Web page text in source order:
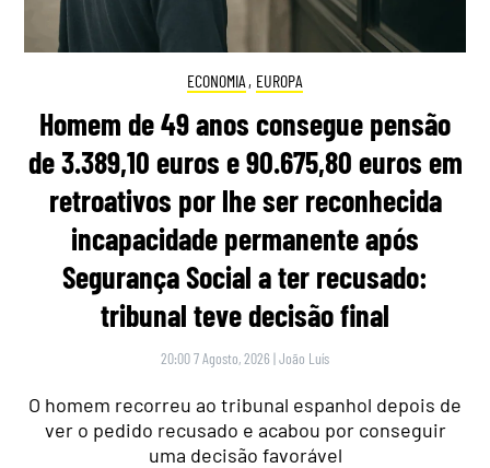
ECONOMIA , EUROPA
Homem de 49 anos consegue pensão
de 3.389,10 euros e 90.675,80 euros em
retroativos por lhe ser reconhecida
incapacidade permanente após
Segurança Social a ter recusado:
tribunal teve decisão final
20:00 7 Agosto, 2026 |João Luís
O homem recorreu ao tribunal espanhol depois de
ver o pedido recusado e acabou por conseguir
uma decisão favorável